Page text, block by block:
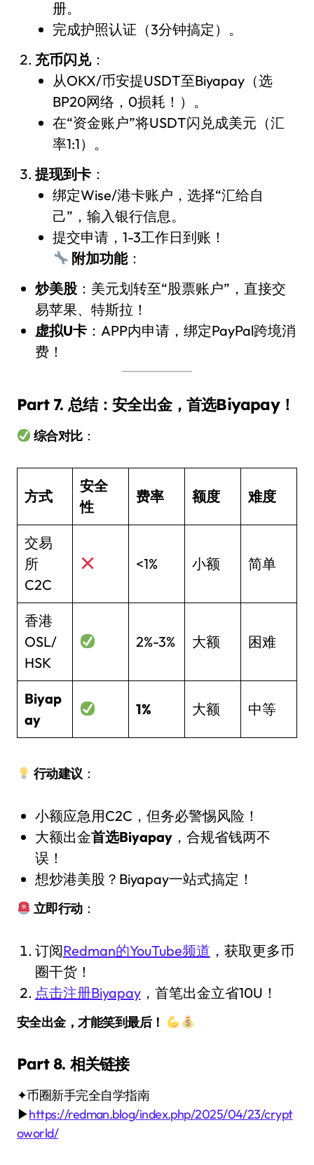
册。
完成护照认证（3分钟搞定）。
充币闪兑：
从OKX/币安提USDT至Biyapay（选
BP20网络，0损耗！）。
在“资金账户”将USDT闪兑成美元（汇
率1:1）。
提现到卡：
绑定Wise/港卡账户，选择“汇给自
己”，输入银行信息。
提交申请，1-3工作日到账！
附加功能：
炒美股：美元划转至“股票账户”，直接交
易苹果、特斯拉！
虚拟U卡：APP内申请，绑定PayPal跨境消
费！
Part 7. 总结：安全出金，首选Biyapay！
综合对比：
方式
安全
性
费率 额度 难度
交易
所
C2C
<1% 小额 简单
香港
OSL/
HSK
2%-3% 大额 困难
Biyap
ay
1% 大额 中等
行动建议 ：
小额应急用C2C，但务必警惕风险！
大额出金首选Biyapay，合规省钱两不
误！
想炒港美股？Biyapay一站式搞定！
立即行动：
订阅Redman的YouTube频道 ，获取更多币
圈干货！
点击注册Biyapay，首笔出金立省10U！
安全出金，才能笑到最后！
Part 8. 相关链接
✦币圈新手完全自学指南
▶https://redman.blog/index.php/2025/04/23/crypt
oworld/